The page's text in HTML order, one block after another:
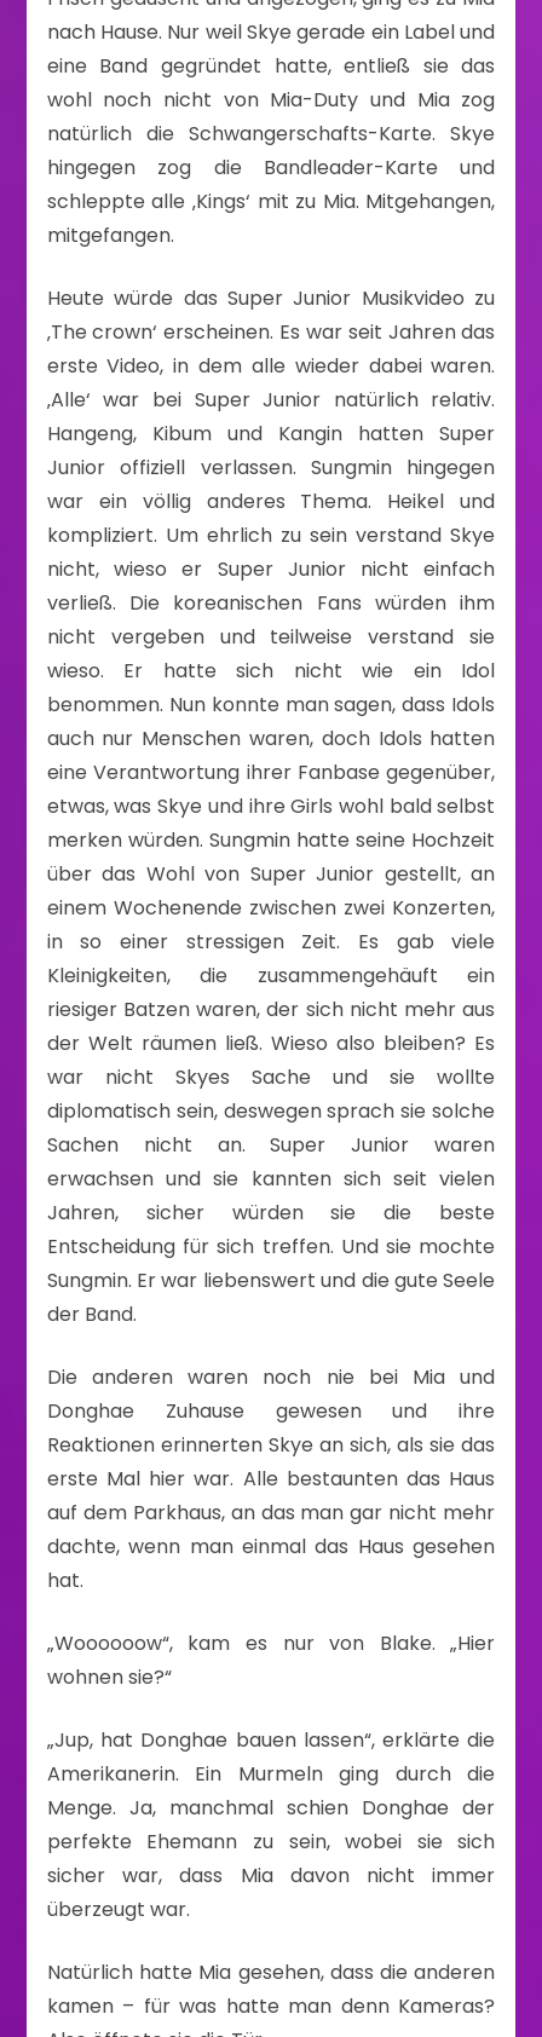
nach Hause. Nur weil Skye gerade ein Label und
eine Band gegründet hatte, entließ sie das
wohl noch nicht von Mia-Duty und Mia zog
natürlich die Schwangerschafts-Karte. Skye
hingegen zog die Bandleader-Karte und
schleppte alle ‚Kings‘ mit zu Mia. Mitgehangen,
mitgefangen.
Heute würde das Super Junior Musikvideo zu
‚The crown‘ erscheinen. Es war seit Jahren das
erste Video, in dem alle wieder dabei waren.
‚Alle‘ war bei Super Junior natürlich relativ.
Hangeng, Kibum und Kangin hatten Super
Junior offiziell verlassen. Sungmin hingegen
war ein völlig anderes Thema. Heikel und
kompliziert. Um ehrlich zu sein verstand Skye
nicht, wieso er Super Junior nicht einfach
verließ. Die koreanischen Fans würden ihm
nicht vergeben und teilweise verstand sie
wieso. Er hatte sich nicht wie ein Idol
benommen. Nun konnte man sagen, dass Idols
auch nur Menschen waren, doch Idols hatten
eine Verantwortung ihrer Fanbase gegenüber,
etwas, was Skye und ihre Girls wohl bald selbst
merken würden. Sungmin hatte seine Hochzeit
über das Wohl von Super Junior gestellt, an
einem Wochenende zwischen zwei Konzerten,
in so einer stressigen Zeit. Es gab viele
Kleinigkeiten, die zusammengehäuft ein
riesiger Batzen waren, der sich nicht mehr aus
der Welt räumen ließ. Wieso also bleiben? Es
war nicht Skyes Sache und sie wollte
diplomatisch sein, deswegen sprach sie solche
Sachen nicht an. Super Junior waren
erwachsen und sie kannten sich seit vielen
Jahren, sicher würden sie die beste
Entscheidung für sich treffen. Und sie mochte
Sungmin. Er war liebenswert und die gute Seele
der Band.
Die anderen waren noch nie bei Mia und
Donghae Zuhause gewesen und ihre
Reaktionen erinnerten Skye an sich, als sie das
erste Mal hier war. Alle bestaunten das Haus
auf dem Parkhaus, an das man gar nicht mehr
dachte, wenn man einmal das Haus gesehen
hat.
„Woooooow“, kam es nur von Blake. „Hier
wohnen sie?“
„Jup, hat Donghae bauen lassen“, erklärte die
Amerikanerin. Ein Murmeln ging durch die
Menge. Ja, manchmal schien Donghae der
perfekte Ehemann zu sein, wobei sie sich
sicher war, dass Mia davon nicht immer
überzeugt war.
Natürlich hatte Mia gesehen, dass die anderen
kamen – für was hatte man denn Kameras?